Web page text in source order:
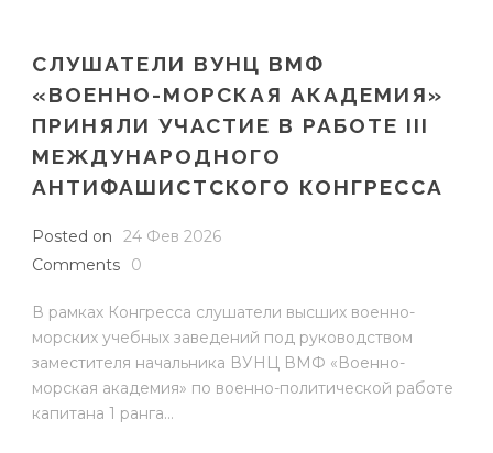
СЛУШАТЕЛИ ВУНЦ ВМФ
«ВОЕННО-МОРСКАЯ АКАДЕМИЯ»
ПРИНЯЛИ УЧАСТИЕ В РАБОТЕ III
МЕЖДУНАРОДНОГО
АНТИФАШИСТСКОГО КОНГРЕССА
Posted on
24 Фев 2026
Comments
0
В рамках Конгресса слушатели высших военно-
морских учебных заведений под руководством
заместителя начальника ВУНЦ ВМФ «Военно-
морская академия» по военно-политической работе
капитана 1 ранга...